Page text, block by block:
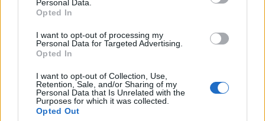
Personal Data.
Opted In
I want to opt-out of processing my
Personal Data for Targeted Advertising.
Opted In
I want to opt-out of Collection, Use,
Retention, Sale, and/or Sharing of my
Personal Data that Is Unrelated with the
Purposes for which it was collected.
Opted Out
Rispondi
Francesca
L Europa e il suo green deal sfrenato cui il main stream si
accoda così come gli “scienziati ” è la stessa che sostiene la
guerra in ucraina perché quella si sa è molto ecologica e le